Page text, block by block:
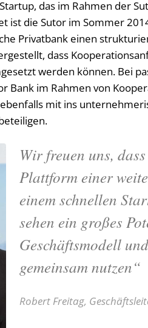
das im Rahmen der
ist die Sutor im Sommer
Privatbank einen
dass
werden können. Bei
Bank im Rahmen von
mit ins
Wir freuen uns,
Plattform einer
einem schnellen
sehen ein großes
Geschäftsmodell
gemeinsam nutzen“
Robert Freitag,